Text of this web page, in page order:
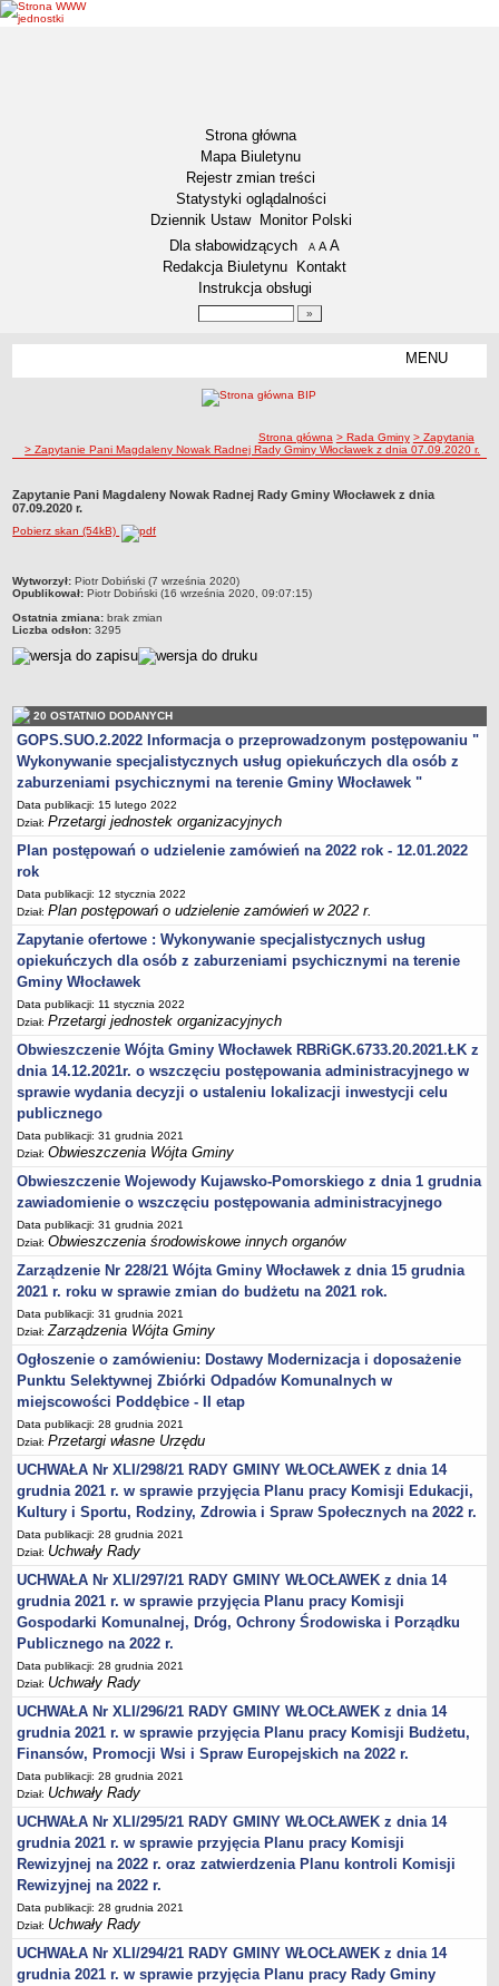
Strona główna
Mapa Biuletynu
Rejestr zmian treści
Statystyki oglądalności
Dziennik Ustaw
Monitor Polski
Menu dodatkowe
Dla słabowidzących A pomniejsz czcionkę
A standardowy rozmiar czcionki
A
Redakcja Biuletynu
Kontakt
Instrukcja obsługi
MENU
RADA GMINY
Komisje Rady Gminy
Protokoły z sesji
Oświadczenia majątkowe
Nagrania - Obrady Rady Gminy Włocławek
Interpelacje
Odpowiedzi na interpelacje
Zapytania
Odpowiedzi na zapytania
URZĄD GMINY
Wójt Gminy
Skarbnik Gminy
Sekretarz Gminy
Zarządzenia Wójta Gminy
Zarządzenia Kierownika Urzędu
Baza Aktów Własnych
Regulamin Pracy Urzędu
Regulamin Organizacyjny
Oświadczenia majątkowe
e-Urząd
PRZETARGI
Przetargi własne Urzędu
Przetargi jednostek organizacyjnych
Archiwum 2008-2010
Zamówienia publiczne do kwoty 30 tyś. euro
Plan postępowań o udzielenie zamówień w 2022 r.
Plan postępowań o udzielenie zamówień w 2021 r.
Plan postępowań o udzielenie zamówień w 2020 r.
Plan postępowań o udzielenie zamówień w 2019 r.
Plan postępowań o udzielenie zamówień w 2018 r.
Plan postępowań o udzielenie zamówień w 2017 r.
Karty Informacyjne
Obwieszczenia środowiskowe
Obwieszczenia środowiskowe innych organów
Ogłoszenia środowiskowe
Postanowienia środowiskowe
Postanowienia środowiskowe innych organów
Archiwum 2008-2010
Rejestr działalności regulowanej
Miejscowy Plan Zagospodarowania Przestrzennego
Program Ochrony Środowiska
Plan Gospodarki Odpadami
Analiza Gospodarki Odpadami
PORADNIK INTERESANTA
Obsługa osób doświadczonych trwałymi lub okresowymi
trudnościami w komunikowaniu się (słabosłyszących i
głuchoniemych)
Jak załatwić sprawę
Informacje nieudostępnione
ścieżka nawigacji
Strona główna > Rada Gminy > Zapytania
> Zapytanie Pani Magdaleny Nowak Radnej Rady Gminy Włocławek z dnia 07.09.2020 r.
Zapytanie Pani Magdaleny Nowak Radnej Rady Gminy Włocławek z dnia
07.09.2020 r.
Pobierz skan (54kB)
metryczka
Wytworzył: Piotr Dobiński (7 września 2020)
Opublikował: Piotr Dobiński (16 września 2020, 09:07:15)
Ostatnia zmiana: brak zmian
Liczba odsłon: 3295
20 OSTATNIO DODANYCH
GOPS.SUO.2.2022 Informacja o przeprowadzonym postępowaniu "
Wykonywanie specjalistycznych usług opiekuńczych dla osób z
zaburzeniami psychicznymi na terenie Gminy Włocławek "
Data publikacji: 15 lutego 2022
Dział:Przetargi jednostek organizacyjnych
Plan postępowań o udzielenie zamówień na 2022 rok - 12.01.2022
rok
Data publikacji: 12 stycznia 2022
Dział:Plan postępowań o udzielenie zamówień w 2022 r.
Zapytanie ofertowe : Wykonywanie specjalistycznych usług
opiekuńczych dla osób z zaburzeniami psychicznymi na terenie
Gminy Włocławek
Data publikacji: 11 stycznia 2022
Dział:Przetargi jednostek organizacyjnych
Obwieszczenie Wójta Gminy Włocławek RBRiGK.6733.20.2021.ŁK z
dnia 14.12.2021r. o wszczęciu postępowania administracyjnego w
sprawie wydania decyzji o ustaleniu lokalizacji inwestycji celu
publicznego
Data publikacji: 31 grudnia 2021
Dział:Obwieszczenia Wójta Gminy
Obwieszczenie Wojewody Kujawsko-Pomorskiego z dnia 1 grudnia
zawiadomienie o wszczęciu postępowania administracyjnego
Data publikacji: 31 grudnia 2021
Dział:Obwieszczenia środowiskowe innych organów
Zarządzenie Nr 228/21 Wójta Gminy Włocławek z dnia 15 grudnia
2021 r. roku w sprawie zmian do budżetu na 2021 rok.
Data publikacji: 31 grudnia 2021
Dział:Zarządzenia Wójta Gminy
Ogłoszenie o zamówieniu: Dostawy Modernizacja i doposażenie
Punktu Selektywnej Zbiórki Odpadów Komunalnych w
miejscowości Poddębice - II etap
Data publikacji: 28 grudnia 2021
Dział:Przetargi własne Urzędu
UCHWAŁA Nr XLI/298/21 RADY GMINY WŁOCŁAWEK z dnia 14
grudnia 2021 r. w sprawie przyjęcia Planu pracy Komisji Edukacji,
Kultury i Sportu, Rodziny, Zdrowia i Spraw Społecznych na 2022 r.
Data publikacji: 28 grudnia 2021
Dział: Uchwały Rady
UCHWAŁA Nr XLI/297/21 RADY GMINY WŁOCŁAWEK z dnia 14
grudnia 2021 r. w sprawie przyjęcia Planu pracy Komisji
Gospodarki Komunalnej, Dróg, Ochrony Środowiska i Porządku
Publicznego na 2022 r.
Data publikacji: 28 grudnia 2021
Dział: Uchwały Rady
UCHWAŁA Nr XLI/296/21 RADY GMINY WŁOCŁAWEK z dnia 14
grudnia 2021 r. w sprawie przyjęcia Planu pracy Komisji Budżetu,
Finansów, Promocji Wsi i Spraw Europejskich na 2022 r.
Data publikacji: 28 grudnia 2021
Dział: Uchwały Rady
UCHWAŁA Nr XLI/295/21 RADY GMINY WŁOCŁAWEK z dnia 14
grudnia 2021 r. w sprawie przyjęcia Planu pracy Komisji
Rewizyjnej na 2022 r. oraz zatwierdzenia Planu kontroli Komisji
Rewizyjnej na 2022 r.
Data publikacji: 28 grudnia 2021
Dział: Uchwały Rady
UCHWAŁA Nr XLI/294/21 RADY GMINY WŁOCŁAWEK z dnia 14
grudnia 2021 r. w sprawie przyjęcia Planu pracy Rady Gminy